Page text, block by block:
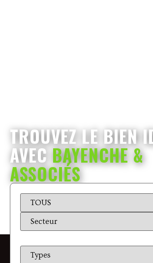
TROUVEZ LE BIEN
AVEC BAYENCHE &
ASSOCIÉS